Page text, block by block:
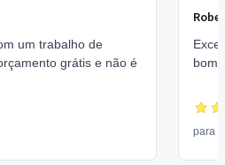
um trabalho de
grátis e não é
bom
para